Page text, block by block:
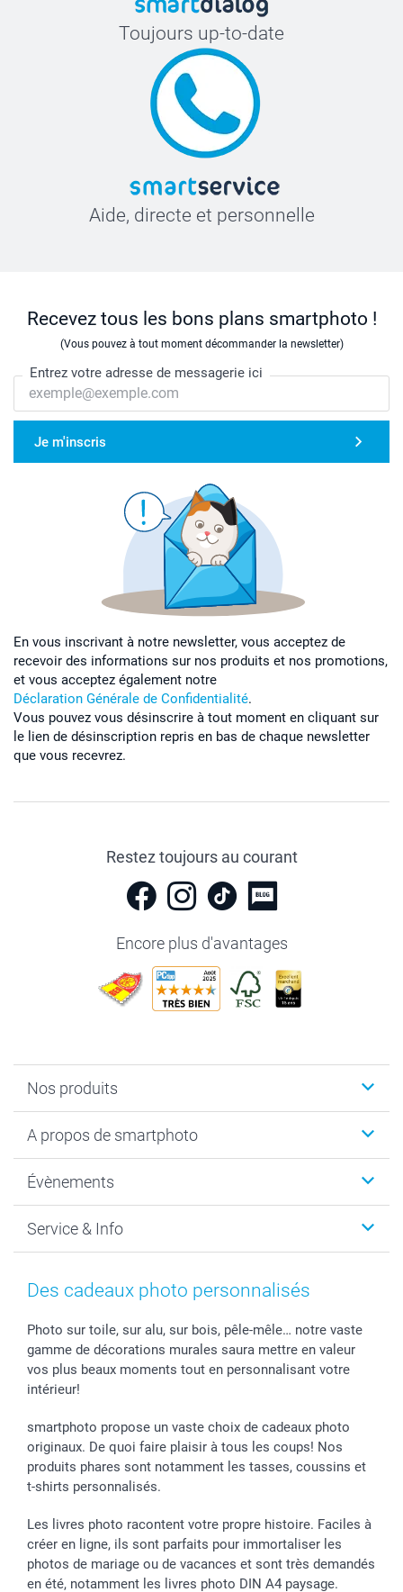
Toujours up-to-date
Aide, directe et personnelle
Recevez tous les bons plans smartphoto !
(Vous pouvez à tout moment décommander la newsletter)
Entrez votre adresse de messagerie ici
Je m'inscris
En vous inscrivant à notre newsletter, vous acceptez de
recevoir des informations sur nos produits et nos promotions,
et vous acceptez également notre
Déclaration Générale de Confidentialité.
Vous pouvez vous désinscrire à tout moment en cliquant sur
le lien de désinscription repris en bas de chaque newsletter
que vous recevrez.
Restez toujours au courant
Encore plus d'avantages
Nos produits
Cadeaux photo
MyNameBook
Développement photo & Tirage photo
Cadres photo & accessoires déco
Stickers & Etiquettes
Chèque Cadeau
A propos de smartphoto
Durabilité
Gestion des cookies
Mentions Légales
Affiliation
Investor Relations
B2B smartbusiness
Évènements
Nouvel An
Fête des Mères
Confirmation ou communion
Mariage
Fête d'anniversaire
Tous les évènements
Service & Info
Tarifs et frais de livraison
Livraison en 48 heures
Modes de Paiement
Identifiez-vous
Statut de ma commande
smarfriends
smartgarantie
smartbonus
Des cadeaux photo personnalisés
Photo sur toile, sur alu, sur bois, pêle-mêle… notre vaste
gamme de décorations murales saura mettre en valeur
vos plus beaux moments tout en personnalisant votre
intérieur!
smartphoto propose un vaste choix de cadeaux photo
originaux. De quoi faire plaisir à tous les coups! Nos
produits phares sont notamment les tasses, coussins et
t-shirts personnalisés.
Les livres photo racontent votre propre histoire. Faciles à
créer en ligne, ils sont parfaits pour immortaliser les
photos de mariage ou de vacances et sont très demandés
en été, notamment les livres photo DIN A4 paysage.